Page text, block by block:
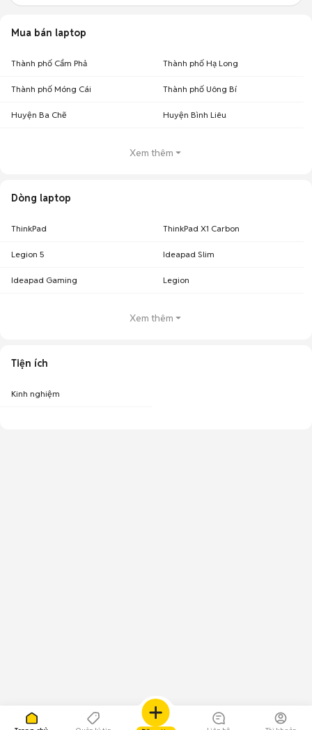
Mua bán laptop
Thành phố Cẩm Phả Thành phố Hạ Long
Thành phố Móng Cái Thành phố Uông Bí
Huyện Ba Chẽ Huyện Bình Liêu
Xem thêm
Dòng laptop
ThinkPad ThinkPad X1 Carbon
Legion 5 Ideapad Slim
Ideapad Gaming Legion
Xem thêm
Tiện ích
Kinh nghiệm